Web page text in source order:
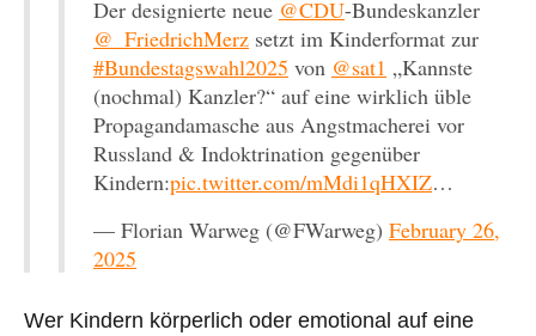
Der designierte neue @CDU-Bundeskanzler
@_FriedrichMerz setzt im Kinderformat zur
#Bundestagswahl2025 von @sat1 „Kannste
(nochmal) Kanzler?“ auf eine wirklich üble
Propagandamasche aus Angstmacherei vor
Russland & Indoktrination gegenüber
Kindern:pic.twitter.com/mMdi1qHXIZ…
— Florian Warweg (@FWarweg) February 26,
2025
Wer Kindern körperlich oder emotional auf eine